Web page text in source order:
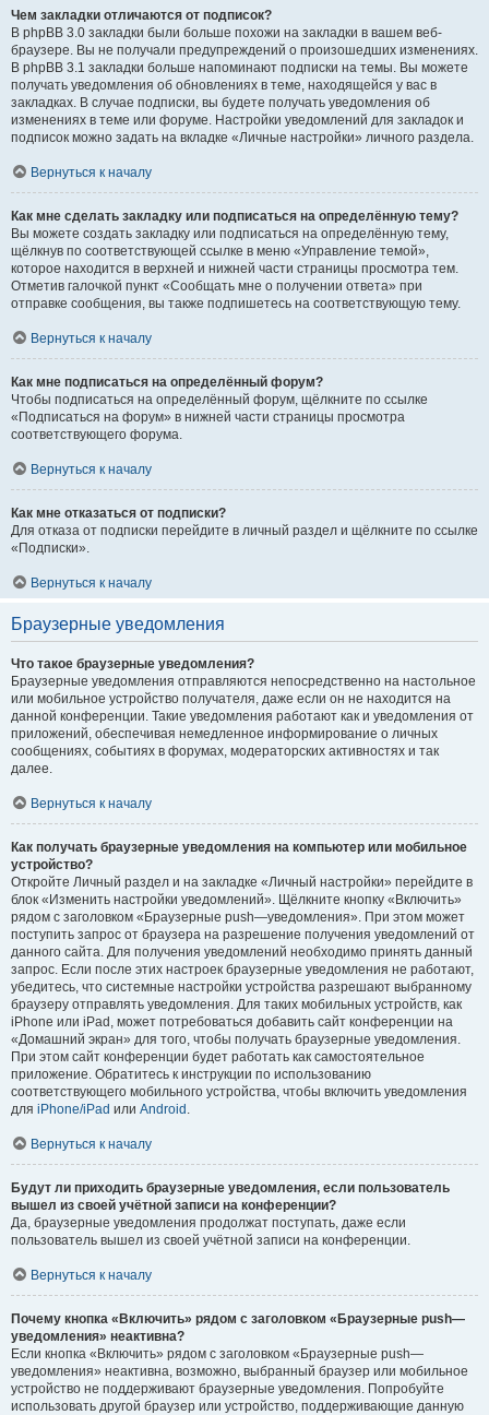
Чем закладки отличаются от подписок?
В phpBB 3.0 закладки были больше похожи на закладки в вашем веб-
браузере. Вы не получали предупреждений о произошедших изменениях.
В phpBB 3.1 закладки больше напоминают подписки на темы. Вы можете
получать уведомления об обновлениях в теме, находящейся у вас в
закладках. В случае подписки, вы будете получать уведомления об
изменениях в теме или форуме. Настройки уведомлений для закладок и
подписок можно задать на вкладке «Личные настройки» личного раздела.
Вернуться к началу
Как мне сделать закладку или подписаться на определённую тему?
Вы можете создать закладку или подписаться на определённую тему,
щёлкнув по соответствующей ссылке в меню «Управление темой»,
которое находится в верхней и нижней части страницы просмотра тем.
Отметив галочкой пункт «Сообщать мне о получении ответа» при
отправке сообщения, вы также подпишетесь на соответствующую тему.
Вернуться к началу
Как мне подписаться на определённый форум?
Чтобы подписаться на определённый форум, щёлкните по ссылке
«Подписаться на форум» в нижней части страницы просмотра
соответствующего форума.
Вернуться к началу
Как мне отказаться от подписки?
Для отказа от подписки перейдите в личный раздел и щёлкните по ссылке
«Подписки».
Вернуться к началу
Браузерные уведомления
Что такое браузерные уведомления?
Браузерные уведомления отправляются непосредственно на настольное
или мобильное устройство получателя, даже если он не находится на
данной конференции. Такие уведомления работают как и уведомления от
приложений, обеспечивая немедленное информирование о личных
сообщениях, событиях в форумах, модераторских активностях и так
далее.
Вернуться к началу
Как получать браузерные уведомления на компьютер или мобильное
устройство?
Откройте Личный раздел и на закладке «Личный настройки» перейдите в
блок «Изменить настройки уведомлений». Щёлкните кнопку «Включить»
рядом с заголовком «Браузерные push—уведомления». При этом может
поступить запрос от браузера на разрешение получения уведомлений от
данного сайта. Для получения уведомлений необходимо принять данный
запрос. Если после этих настроек браузерные уведомления не работают,
убедитесь, что системные настройки устройства разрешают выбранному
браузеру отправлять уведомления. Для таких мобильных устройств, как
iPhone или iPad, может потребоваться добавить сайт конференции на
«Домашний экран» для того, чтобы получать браузерные уведомления.
При этом сайт конференции будет работать как самостоятельное
приложение. Обратитесь к инструкции по использованию
соответствующего мобильного устройства, чтобы включить уведомления
для iPhone/iPad или Android .
Вернуться к началу
Будут ли приходить браузерные уведомления, если пользователь
вышел из своей учётной записи на конференции?
Да, браузерные уведомления продолжат поступать, даже если
пользователь вышел из своей учётной записи на конференции.
Вернуться к началу
Почему кнопка «Включить» рядом с заголовком «Браузерные push—
уведомления» неактивна?
Если кнопка «Включить» рядом с заголовком «Браузерные push—
уведомления» неактивна, возможно, выбранный браузер или мобильное
устройство не поддерживают браузерные уведомления. Попробуйте
использовать другой браузер или устройство, поддерживающие данную